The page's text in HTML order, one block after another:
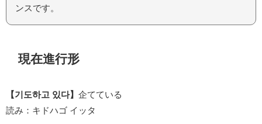
ンスです。
現在進行形
【기도하고 있다】 企てている
読み：キドハゴ イッタ